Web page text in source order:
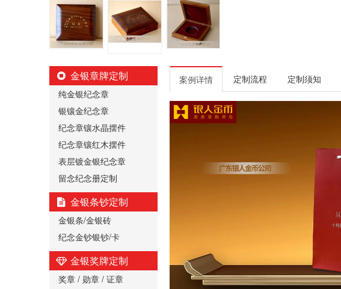
金银章牌定制
纯金银纪念章
银镶金纪念章
纪念章镶水晶摆件
纪念章镶红木摆件
表层镀金银纪念章
留念纪念册定制
金银条钞定制
金银条/金银砖
纪念金钞银钞/卡
金银奖牌定制
奖章 / 勋章 / 证章
案例详情 定制流程 定制须知